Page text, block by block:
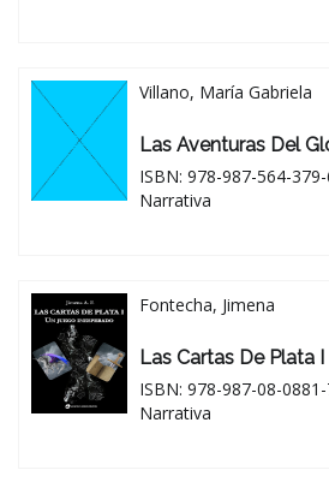
Villano, María Gabriela
Las Aventuras Del
ISBN: 978-987-564-
Narrativa
Fontecha, Jimena
Las Cartas De Plata I
ISBN: 978-987-08-
Narrativa